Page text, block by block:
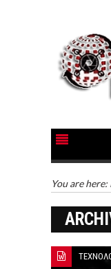
You are here: